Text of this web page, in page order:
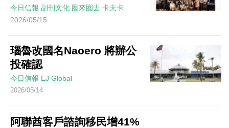
今日信報 副刊文化 圈來圈去 卡夫卡
2026/05/15
瑙魯改國名Naoero 將辦公
投確認
今日信報 EJ Global
2026/05/14
阿聯酋客戶諮詢移民增41%